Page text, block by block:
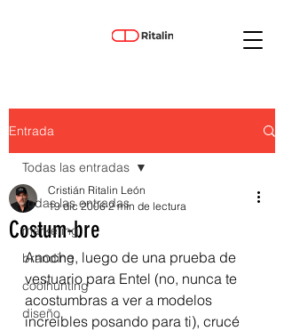
Entrada
Todas las entradas
marketing
branding
coolhunting
diseño
Todas las entradas
Costum-bre
Cristián Ritalin León
19 dic 2006 2 min de lectura
Anoche, luego de una prueba de
vestuario para Entel (no, nunca te
acostumbras a ver a modelos
increíbles posando para ti), crucé